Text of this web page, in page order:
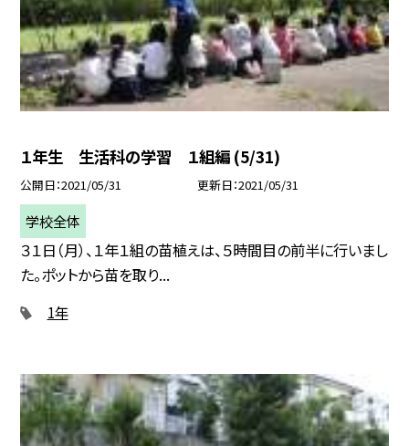
１年生 生活科の学習 １組編 (5/31)
公開日 2021/05/31 更新日 2021/05/31
学校全体
３１日（月）、１年１組の苗植えは、５時間目の前半に行いまし
た。ポットから苗を取り...
1年